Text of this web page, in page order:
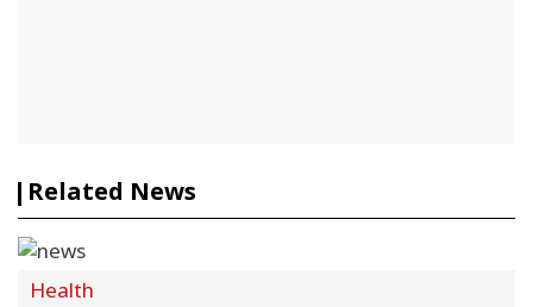
Related News
Health